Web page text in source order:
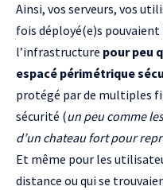
Ainsi, vos serveurs, vos
fois déployé(e)s
l’infrastructure pour peu
espacé périmétrique
protégé par de multiples
sécurité (un peu comme
d’un chateau fort pour
Et même pour les
distance ou qui se